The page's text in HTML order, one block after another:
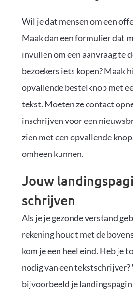
Wil je dat mensen om een
Maak dan een formulier dat
invullen om een aanvraag te
bezoekers iets kopen? Maak
opvallende bestelknop met
tekst. Moeten ze contact
inschrijven voor een
zien met een opvallende
omheen kunnen.
Jouw
schrijven
Als je je gezonde verstand
rekening houdt met de
kom je een heel eind. Heb je
nodig van een tekstschrijver?
bijvoorbeeld je